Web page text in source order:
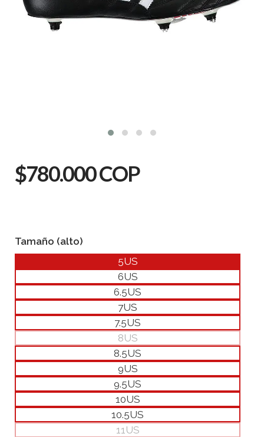
$780.000 COP
Tamaño (alto)
5US
6US
6.5US
7US
7.5US
8US
8.5US
9US
9.5US
10US
10.5US
11US